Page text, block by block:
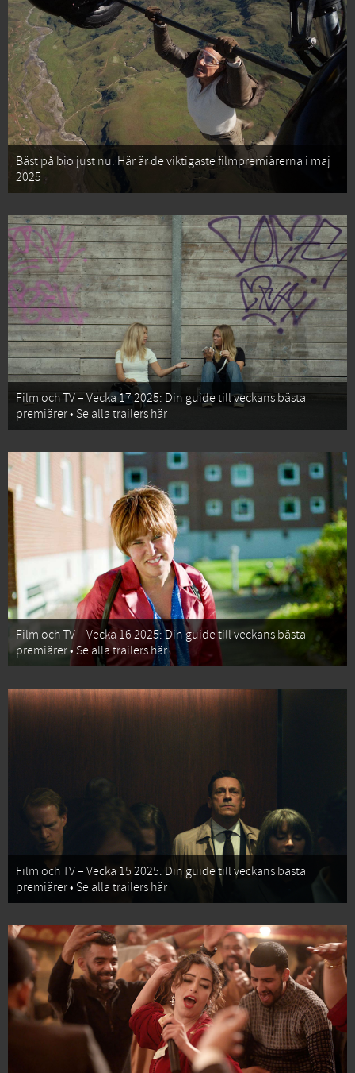
Bäst på bio just nu: Här är de viktigaste filmpremiärerna i maj
2025
Film och TV – Vecka 17 2025: Din guide till veckans bästa
premiärer • Se alla trailers här
Film och TV – Vecka 16 2025: Din guide till veckans bästa
premiärer • Se alla trailers här
Film och TV – Vecka 15 2025: Din guide till veckans bästa
premiärer • Se alla trailers här